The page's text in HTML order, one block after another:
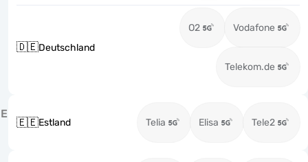
🇩🇪Deutschland
O2 Vodafone
Telekom.de
E
🇪🇪Estland Telia Elisa Tele2